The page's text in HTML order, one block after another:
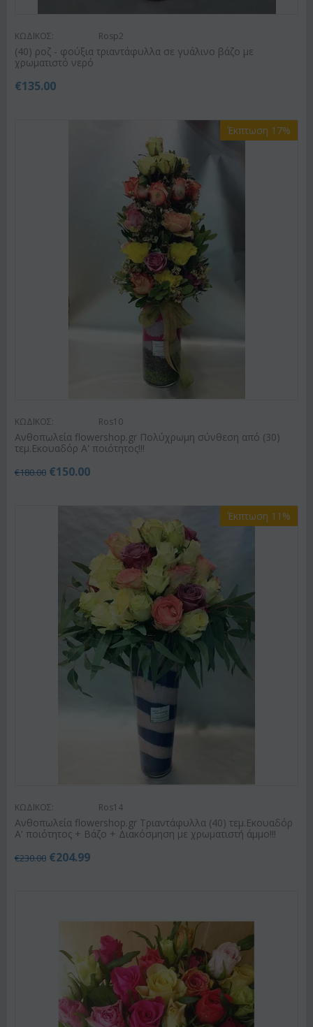
ΚΩΔΙΚΟΣ: Rosp2
(40) ροζ - φούξια τριαντάφυλλα σε γυάλινο βάζο με
χρωματιστό νερό
€135.00
Έκπτωση 17%
ΚΩΔΙΚΟΣ: Ros10
Ανθοπωλεία flowershop.gr Πολύχρωμη σύνθεση από (30)
τεμ.Εκουαδόρ Α' ποιότητος!!!
€180.00 €150.00
Έκπτωση 11%
ΚΩΔΙΚΟΣ: Ros14
Ανθοπωλεία flowershop.gr Τριαντάφυλλα (40) τεμ.Εκουαδόρ
Α' ποιότητος + Βάζο + Διακόσμηση με χρωματιστή άμμο!!!
€230.00 €204.99